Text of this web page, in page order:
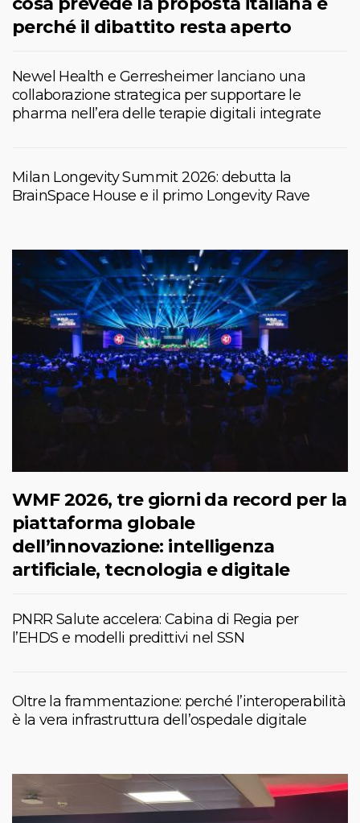
perché il dibattito resta aperto
Newel Health e Gerresheimer lanciano una
collaborazione strategica per supportare le
pharma nell’era delle terapie digitali integrate
Milan Longevity Summit 2026: debutta la
BrainSpace House e il primo Longevity Rave
WMF 2026, tre giorni da record per la
piattaforma globale
dell’innovazione: intelligenza
artificiale, tecnologia e digitale
PNRR Salute accelera: Cabina di Regia per
l’EHDS e modelli predittivi nel SSN
Oltre la frammentazione: perché l’interoperabilità
è la vera infrastruttura dell’ospedale digitale